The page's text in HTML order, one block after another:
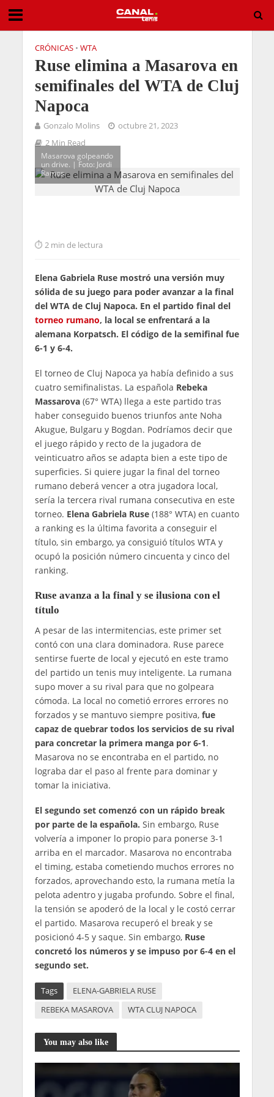
CRÓNICAS • WTA
Ruse elimina a Masarova en
semifinales del WTA de Cluj
Napoca
Gonzalo Molins
octubre 21, 2023
2 Min Read
Masarova golpeando
un drive. | Foto: Jordi
Ramos
2 min de lectura
Elena Gabriela Ruse mostró una versión muy
sólida de su juego para poder avanzar a la final
del WTA de Cluj Napoca. En el partido final del
torneo rumano, la local se enfrentará a la
alemana Korpatsch. El código de la semifinal fue
6-1 y 6-4.
El torneo de Cluj Napoca ya había definido a sus
cuatro semifinalistas. La española Rebeka
Massarova(67° WTA) llega a este partido tras
haber conseguido buenos triunfos ante Noha
Akugue, Bulgaru y Bogdan. Podríamos decir que
el juego rápido y recto de la jugadora de
veinticuatro años se adapta bien a este tipo de
superficies. Si quiere jugar la final del torneo
rumano deberá vencer a otra jugadora local,
sería la tercera rival rumana consecutiva en este
torneo. Elena Gabriela Ruse(188° WTA) en cuanto
a ranking es la última favorita a conseguir el
título, sin embargo, ya consiguió títulos WTA y
ocupó la posición número cincuenta y cinco del
ranking.
Ruse avanza a la final y se ilusiona con el
título
A pesar de las intermitencias, este primer set
contó con una clara dominadora. Ruse parece
sentirse fuerte de local y ejecutó en este tramo
del partido un tenis muy inteligente. La rumana
supo mover a su rival para que no golpeara
cómoda. La local no cometió errores errores no
forzados y se mantuvo siempre positiva,fue
capaz de quebrar todos los servicios de su rival
para concretar la primera manga por 6-1.
Masarova no se encontraba en el partido, no
lograba dar el paso al frente para dominar y
tomar la iniciativa.
El segundo set comenzó con un rápido break
por parte de la española. Sin embargo, Ruse
volvería a imponer lo propio para ponerse 3-1
arriba en el marcador. Masarova no encontraba
el timing, estaba cometiendo muchos errores no
forzados, aprovechando esto, la rumana metía la
pelota adentro y jugaba profundo. Sobre el final,
la tensión se apoderó de la local y le costó cerrar
el partido. Masarova recuperó el break y se
posicionó 4-5 y saque. Sin embargo,Ruse
concretó los números y se impuso por 6-4 en el
segundo set.
Tags
ELENA-GABRIELA RUSE
REBEKA MASAROVA
WTA CLUJ NAPOCA
You may also like